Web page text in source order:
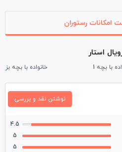
امکانات رستوران
استار
با بچه 1 خانواده با بچه
نوشتن نقد و بررسی
4.5
5
5